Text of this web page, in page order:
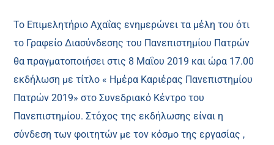
Το Επιμελητήριο Αχαΐας ενημερώνει τα μέλη του ότι
το Γραφείο Διασύνδεσης του Πανεπιστημίου Πατρών
θα πραγματοποιήσει στις 8 Μαΐου 2019 και ώρα 17.00
εκδήλωση με τίτλο « Ημέρα Καριέρας Πανεπιστημίου
Πατρών 2019» στο Συνεδριακό Κέντρο του
Πανεπιστημίου. Στόχος της εκδήλωσης είναι η
σύνδεση των φοιτητών με τον κόσμο της εργασίας ,